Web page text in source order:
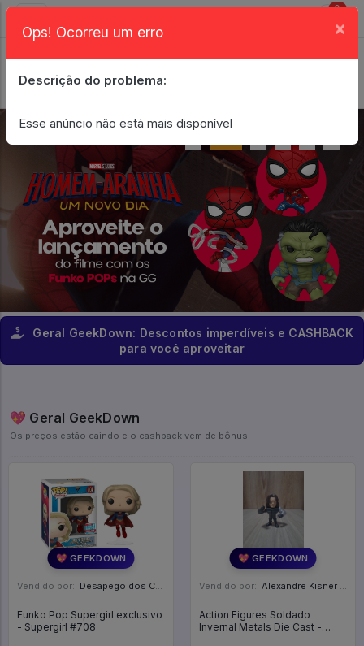
0
Geral GeekDown: Descontos imperdíveis e CASHBACK
para você aproveitar
💖 Geral GeekDown
Os preços estão caindo e o cashback vem de bônus!
💖 GEEKDOWN
Vendido por: Desapego dos Cardoso - PR
Funko Pop Supergirl exclusivo
- Supergirl #708
💖 GEEKDOWN
Vendido por: Alexandre Kisner - PR
Action Figures Soldado
Invernal Metals Die Cast -
Ops! Ocorreu um erro ×
Descrição do problema:
Esse anúncio não está mais disponível